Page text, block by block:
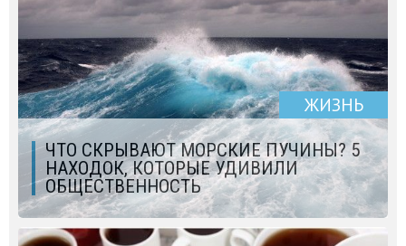
ЖИЗНЬ
ЧТО СКРЫВАЮТ МОРСКИЕ ПУЧИНЫ? 5
НАХОДОК, КОТОРЫЕ УДИВИЛИ
ОБЩЕСТВЕННОСТЬ